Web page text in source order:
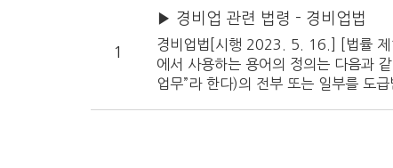
다. 7. “건물위생관리업”이라 함은 공
소등을 대행하는 영업을 말한다.②제1
바에 의하여 이를 세분할 수 있다. 제3
자는 공중위생영업의 종류별로 보건복
구청장에 한한다. 이하 같다)에게 신고
1
▶ 경비업 관련 법령 - 경비업법
경비업법[시행 2023. 5. 16.] [법률
에서 사용하는 용어의 정의는 다음과
업무”라 한다)의 전부 또는 일부를 도
는 업무 나. 호송경비업무 : 운반중에
재 등 위험발생을 방지하는 업무 다.
그 신변을 보호하는 업무 라. 기계경